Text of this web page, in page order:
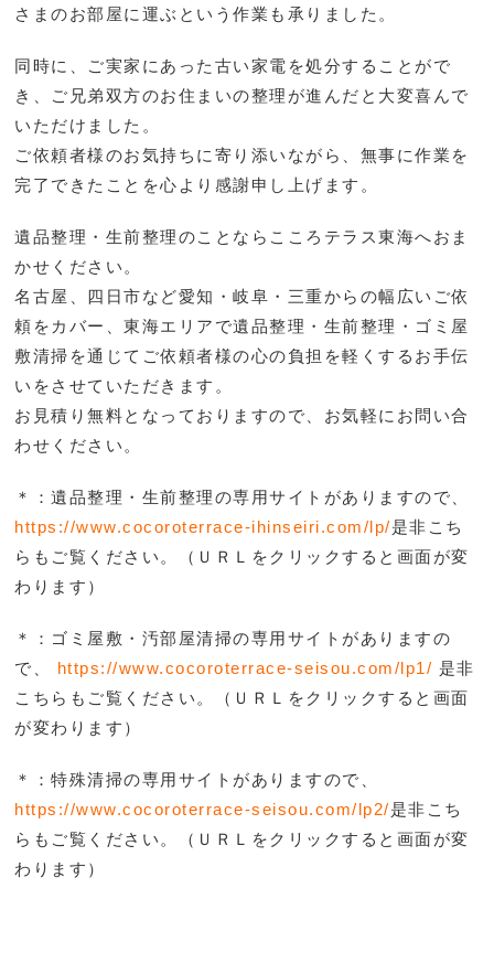
さまのお部屋に運ぶという作業も承りました。
同時に、ご実家にあった古い家電を処分することがで
き、ご兄弟双方のお住まいの整理が進んだと大変喜んで
いただけました。
ご依頼者様のお気持ちに寄り添いながら、無事に作業を
完了できたことを心より感謝申し上げます。
遺品整理・生前整理のことならこころテラス東海へおま
かせください。
名古屋、四日市など愛知・岐阜・三重からの幅広いご依
頼をカバー、東海エリアで遺品整理・生前整理・ゴミ屋
敷清掃を通じてご依頼者様の心の負担を軽くするお手伝
いをさせていただきます。
お見積り無料となっておりますので、お気軽にお問い合
わせください。
＊：遺品整理・生前整理の専用サイトがありますので、
https://www.cocoroterrace-ihinseiri.com/lp/是非こち
らもご覧ください。（ＵＲＬをクリックすると画面が変
わります）
＊：ゴミ屋敷・汚部屋清掃の専用サイトがありますの
で、 https://www.cocoroterrace-seisou.com/lp1/ 是非
こち らもご覧ください。（ＵＲＬをクリックすると画面
が変わります）
＊：特殊清掃の専用サイトがありますので、
https://www.cocoroterrace-seisou.com/lp2/是非こち
らもご覧ください。（ＵＲＬをクリックすると画面が変
わります）